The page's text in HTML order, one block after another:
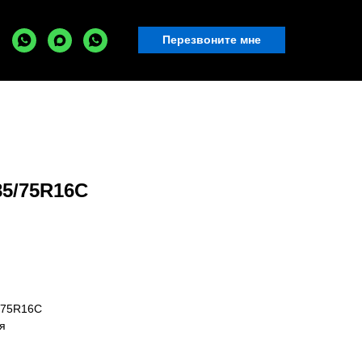
Перезвоните мне
75R16C